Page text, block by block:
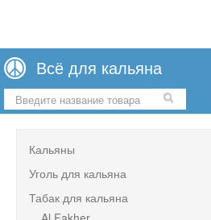
Всё для кальяна
Кальяны
Уголь для кальяна
Табак для кальяна